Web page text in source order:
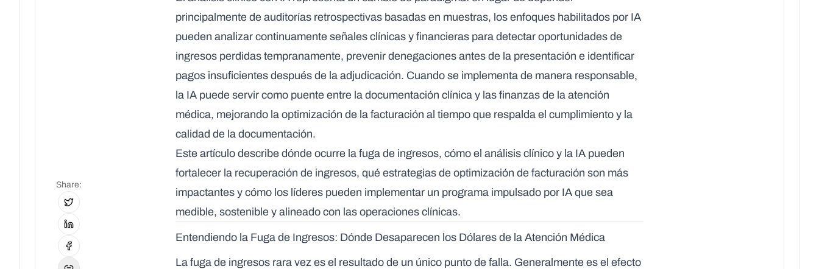
Share:
principalmente de auditorías retrospectivas basadas en muestras, los enfoques habilitados por IA
pueden analizar continuamente señales clínicas y financieras para detectar oportunidades de
ingresos perdidas tempranamente, prevenir denegaciones antes de la presentación e identificar
pagos insuficientes después de la adjudicación. Cuando se implementa de manera responsable,
la IA puede servir como puente entre la documentación clínica y las finanzas de la atención
médica, mejorando la optimización de la facturación al tiempo que respalda el cumplimiento y la
calidad de la documentación.
Este artículo describe dónde ocurre la fuga de ingresos, cómo el análisis clínico y la IA pueden
fortalecer la recuperación de ingresos, qué estrategias de optimización de facturación son más
impactantes y cómo los líderes pueden implementar un programa impulsado por IA que sea
medible, sostenible y alineado con las operaciones clínicas.
Entendiendo la Fuga de Ingresos: Dónde Desaparecen los Dólares de la Atención Médica
La fuga de ingresos rara vez es el resultado de un único punto de falla. Generalmente es el efecto